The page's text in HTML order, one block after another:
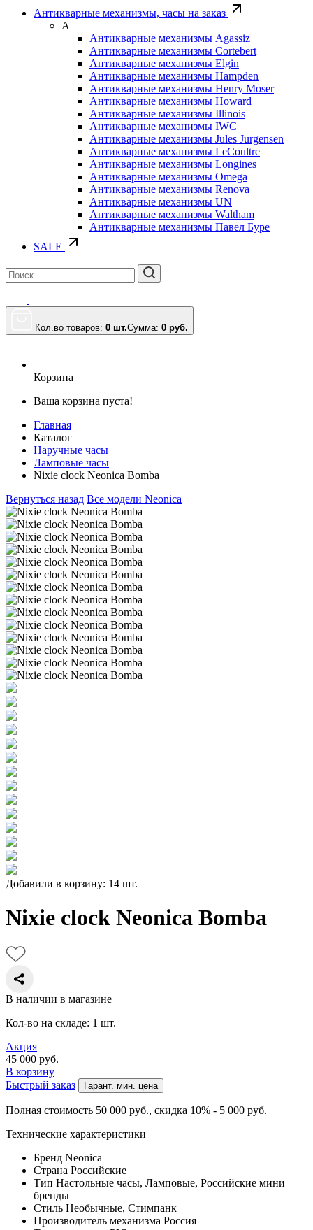
Антикварные механизмы, часы на заказ
А
Антикварные механизмы Agassiz
Антикварные механизмы Cortebert
Антикварные механизмы Elgin
Антикварные механизмы Hampden
Антикварные механизмы Henry Moser
Антикварные механизмы Howard
Антикварные механизмы Illinois
Антикварные механизмы IWC
Антикварные механизмы Jules Jurgensen
Антикварные механизмы LeCoultre
Антикварные механизмы Longines
Антикварные механизмы Omega
Антикварные механизмы Renova
Антикварные механизмы UN
Антикварные механизмы Waltham
Антикварные механизмы Павел Буре
SALE
Кол.во товаров: 0 шт.Сумма: 0 руб.
Корзина
Ваша корзина пуста!
Главная
Каталог
Наручные часы
Ламповые часы
Nixie clock Neonica Bomba
Вернуться назад Все модели Neonica
Добавили в корзину: 14 шт.
Nixie clock Neonica Bomba
В наличии в магазине
Кол-во на складе: 1 шт.
Акция
45 000 руб.
В корзину
Быстрый заказ
Гарант. мин. цена
Полная стоимость 50 000 руб., скидка 10% - 5 000 руб.
Технические характеристики
Бренд Neonica
Страна Российские
Тип Настольные часы, Ламповые, Российские мини
бренды
Стиль Необычные, Стимпанк
Производитель механизма Россия